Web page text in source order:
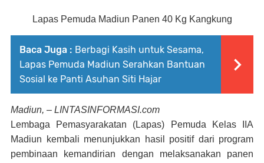
Lapas Pemuda Madiun Panen 40 Kg Kangkung
Baca Juga : Berbagi Kasih untuk Sesama,
Lapas Pemuda Madiun Serahkan Bantuan
Sosial ke Panti Asuhan Siti Hajar
Madiun, – LINTASINFORMASI.com
Lembaga Pemasyarakatan (Lapas) Pemuda Kelas IIA
Madiun kembali menunjukkan hasil positif dari program
pembinaan kemandirian dengan melaksanakan panen